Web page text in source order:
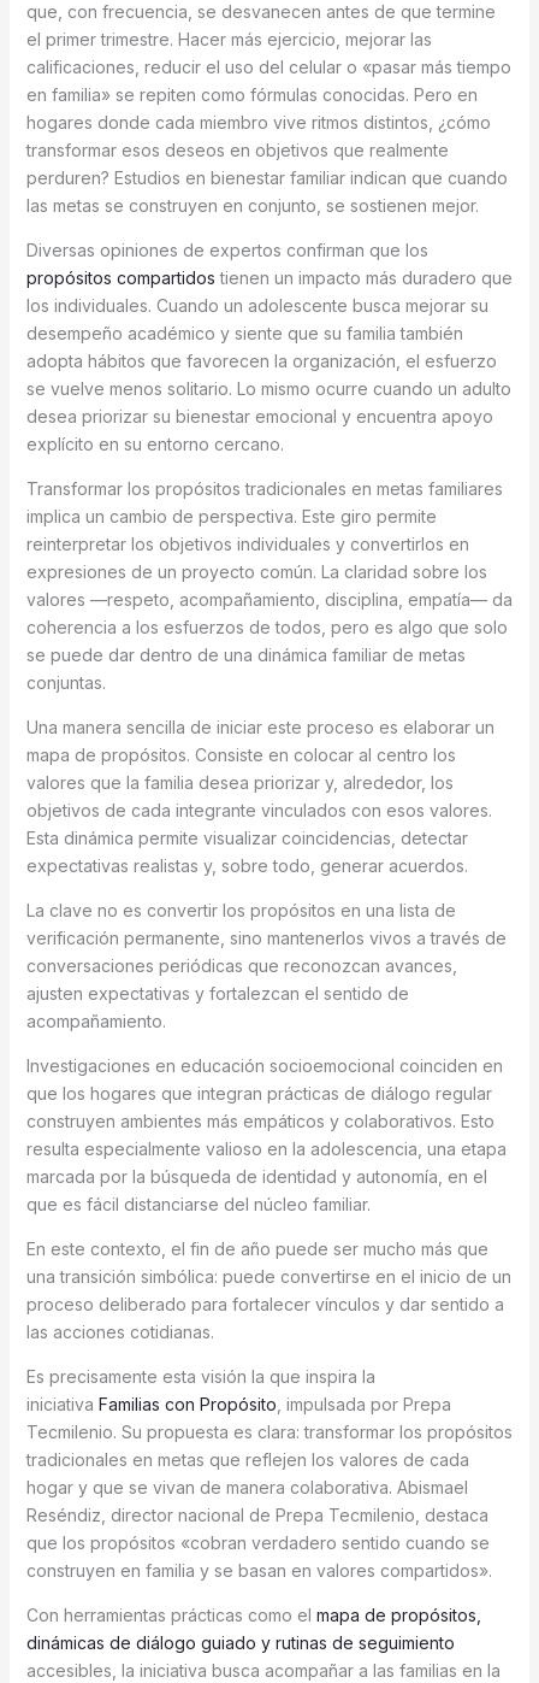
que, con frecuencia, se desvanecen antes de que termine
el primer trimestre. Hacer más ejercicio, mejorar las
calificaciones, reducir el uso del celular o «pasar más tiempo
en familia» se repiten como fórmulas conocidas. Pero en
hogares donde cada miembro vive ritmos distintos, ¿cómo
transformar esos deseos en objetivos que realmente
perduren? Estudios en bienestar familiar indican que cuando
las metas se construyen en conjunto, se sostienen mejor.
Diversas opiniones de expertos confirman que los
propósitos compartidos tienen un impacto más duradero que
los individuales. Cuando un adolescente busca mejorar su
desempeño académico y siente que su familia también
adopta hábitos que favorecen la organización, el esfuerzo
se vuelve menos solitario. Lo mismo ocurre cuando un adulto
desea priorizar su bienestar emocional y encuentra apoyo
explícito en su entorno cercano.
Transformar los propósitos tradicionales en metas familiares
implica un cambio de perspectiva. Este giro permite
reinterpretar los objetivos individuales y convertirlos en
expresiones de un proyecto común. La claridad sobre los
valores —respeto, acompañamiento, disciplina, empatía— da
coherencia a los esfuerzos de todos, pero es algo que solo
se puede dar dentro de una dinámica familiar de metas
conjuntas.
Una manera sencilla de iniciar este proceso es elaborar un
mapa de propósitos. Consiste en colocar al centro los
valores que la familia desea priorizar y, alrededor, los
objetivos de cada integrante vinculados con esos valores.
Esta dinámica permite visualizar coincidencias, detectar
expectativas realistas y, sobre todo, generar acuerdos.
La clave no es convertir los propósitos en una lista de
verificación permanente, sino mantenerlos vivos a través de
conversaciones periódicas que reconozcan avances,
ajusten expectativas y fortalezcan el sentido de
acompañamiento.
Investigaciones en educación socioemocional coinciden en
que los hogares que integran prácticas de diálogo regular
construyen ambientes más empáticos y colaborativos. Esto
resulta especialmente valioso en la adolescencia, una etapa
marcada por la búsqueda de identidad y autonomía, en el
que es fácil distanciarse del núcleo familiar.
En este contexto, el fin de año puede ser mucho más que
una transición simbólica: puede convertirse en el inicio de un
proceso deliberado para fortalecer vínculos y dar sentido a
las acciones cotidianas.
Es precisamente esta visión la que inspira la
iniciativa Familias con Propósito , impulsada por Prepa
Tecmilenio. Su propuesta es clara: transformar los propósitos
tradicionales en metas que reflejen los valores de cada
hogar y que se vivan de manera colaborativa. Abismael
Reséndiz, director nacional de Prepa Tecmilenio, destaca
que los propósitos «cobran verdadero sentido cuando se
construyen en familia y se basan en valores compartidos».
Con herramientas prácticas como el mapa de propósitos,
dinámicas de diálogo guiado y rutinas de seguimiento
accesibles, la iniciativa busca acompañar a las familias en la